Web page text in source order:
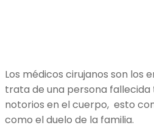
Los médicos cirujanos son los
trata de una persona
notorios en el cuerpo, esto
como el duelo de la familia.